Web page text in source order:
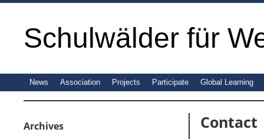
Schulwälder für
News Association Projects Participate Global Learning
Archives Contact